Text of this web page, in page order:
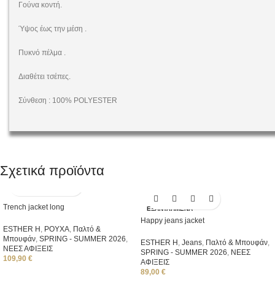
Γούνα κοντή.
Ύψος έως την μέση .
Πυκνό πέλμα .
Διαθέτει τσέπες.
Σύνθεση : 100% POLYESTER
Σχετικά προϊόντα
Trench jacket long
ESTHER H , ΡΟΥΧΑ, Παλτό &
Μπουφάν, SPRING - SUMMER 2026,
ΝΕΕΣ ΑΦΙΞΕΙΣ
109,90 €
ΕΞΑΝΤΛΗΜΈΝΑ
Happy jeans jacket
ESTHER H , Jeans, Παλτό & Μπουφάν,
SPRING - SUMMER 2026, ΝΕΕΣ
ΑΦΙΞΕΙΣ
89,00 €